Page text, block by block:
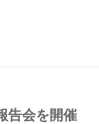
告会を開催